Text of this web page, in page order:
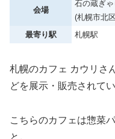
会場
石の蔵ぎ
(札幌市北
最寄り駅
札幌駅
札幌のカフェ カウリさ
どを展示・販売されて
こちらのカフェは惣菜
と。